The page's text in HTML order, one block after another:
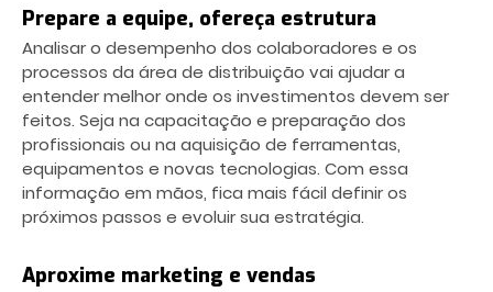
Prepare a equipe, ofereça estrutura
Analisar o desempenho dos colaboradores e os
processos da área de distribuição vai ajudar a
entender melhor onde os investimentos devem ser
feitos. Seja na capacitação e preparação dos
profissionais ou na aquisição de ferramentas,
equipamentos e novas tecnologias. Com essa
informação em mãos, fica mais fácil definir os
próximos passos e evoluir sua estratégia.
Aproxime marketing e vendas